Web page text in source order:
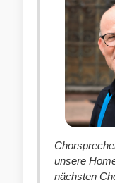
unsere
nächsten